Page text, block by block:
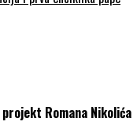
Romana Nikolića